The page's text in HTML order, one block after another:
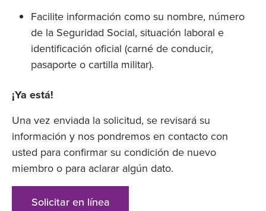
Facilite información como su nombre, número
de la Seguridad Social, situación laboral e
identificación oficial (carné de conducir,
pasaporte o cartilla militar).
¡Ya está!
Una vez enviada la solicitud, se revisará su
información y nos pondremos en contacto con
usted para confirmar su condición de nuevo
miembro o para aclarar algún dato.
Solicitar en línea